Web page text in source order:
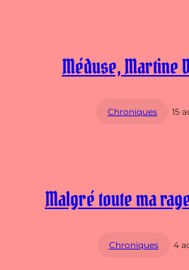
Méduse, Martine
Chroniques 15
Malgré toute ma
Chroniques 4